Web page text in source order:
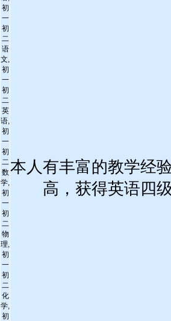
初
一
初
二
语
文,
初
一
初
二
英
语,
初
一
初
二
数
学,
初
一
初
二
物
理,
初
一
初
二
化
学,
初
本人有丰富的教学经
高，获得英语四